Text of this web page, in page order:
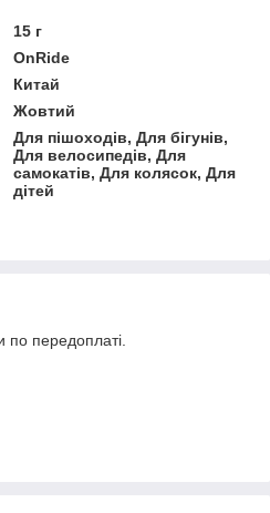
15 г
OnRide
Китай
Жовтий
Для пішоходів, Для бігунів,
Для велосипедів, Для
самокатів, Для колясок, Для
дітей
по передоплаті.